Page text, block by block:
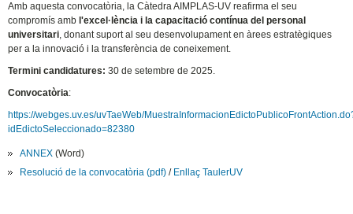
Amb aquesta convocatòria, la Càtedra AIMPLAS-UV reafirma el seu
compromís amb l'excel·lència i la capacitació contínua del personal
universitari, donant suport al seu desenvolupament en àrees estratègiques
per a la innovació i la transferència de coneixement.
Termini candidatures:30 de setembre de 2025.
Convocatòria:
https://webges.uv.es/uvTaeWeb/
idEdictoSeleccionado=82380
ANNEX (Word)
Resolució de la convocatòria (pdf) / Enllaç TaulerUV